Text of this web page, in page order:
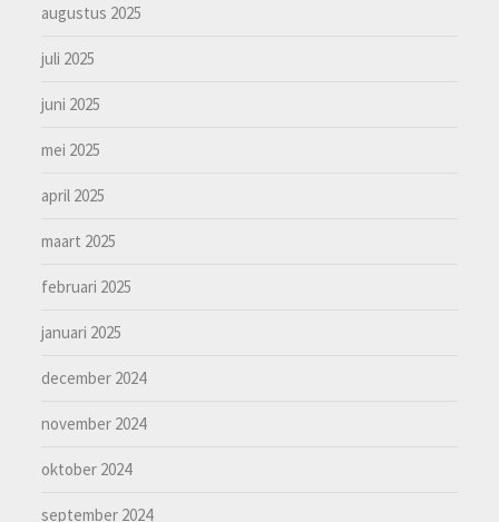
augustus 2025
juli 2025
juni 2025
mei 2025
april 2025
maart 2025
februari 2025
januari 2025
december 2024
november 2024
oktober 2024
september 2024